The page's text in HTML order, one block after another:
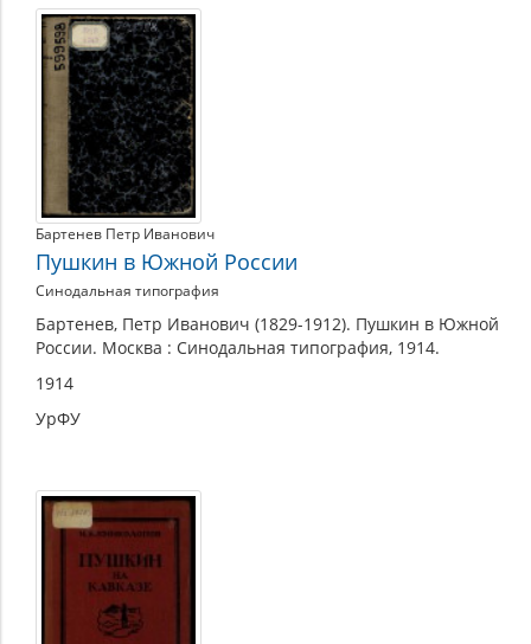
Места,
связанные
именем
творчеством
поэта
Бартенев Петр Иванович
Пушкин в Южной России
Синодальная типография
Бартенев, Петр Иванович (1829-1912). Пушкин в Южной
России. Москва : Синодальная типография, 1914.
1914
УрФУ